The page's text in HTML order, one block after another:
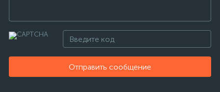
Отправить сообщение